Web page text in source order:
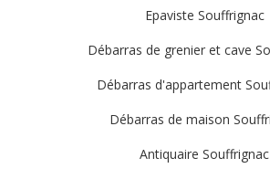
Epaviste Souffrignac
Débarras de grenier et cave
Débarras d'appartement
Débarras de maison
Antiquaire Souffrignac